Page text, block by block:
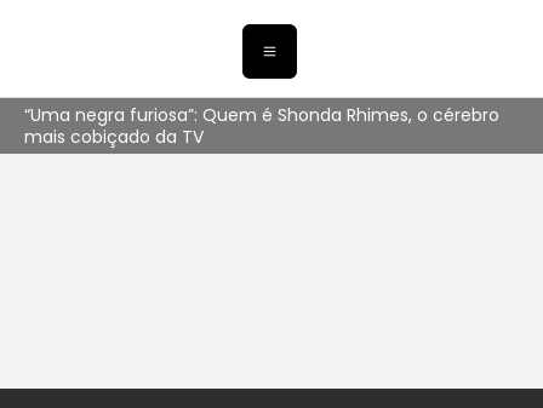
“Uma negra furiosa”: Quem é Shonda Rhimes, o cérebro
mais cobiçado da TV